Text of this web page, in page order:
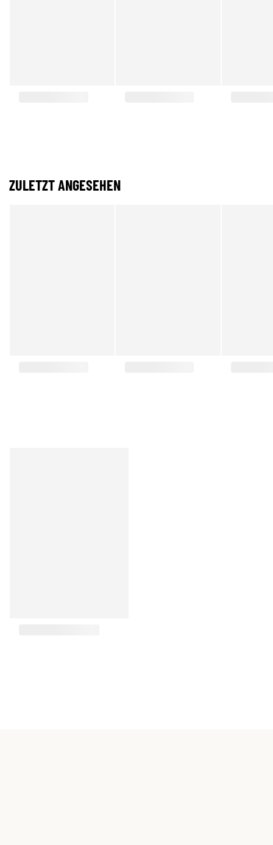
ZULETZT ANGESEHEN